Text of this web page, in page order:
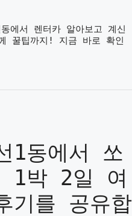
서 렌터카 알아보고 계신
꿀팁까지! 지금 바로 확인
1동에서 쏘
1박 2일 여
기를 공유합